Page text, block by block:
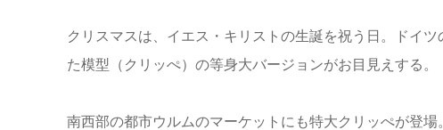
クリスマスは、イエス・キリストの生誕を祝う日。ドイ
た模型（クリッぺ）の等身大バージョンがお目見えする。
南西部の都市ウルムのマーケットにも特大クリッぺが登